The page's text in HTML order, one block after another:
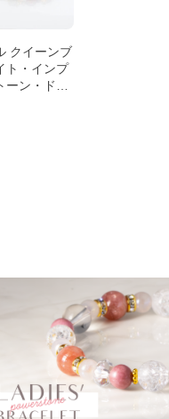
クイーンブ
ト・インプ
ーン・ドラ